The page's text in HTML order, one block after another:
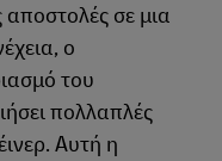
αποστολές σε μια
ο
του
πολλαπλές
Αυτή η